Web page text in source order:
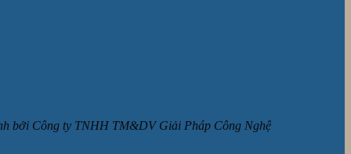
bởi Công ty TNHH TM&DV Giải Pháp Công Nghệ